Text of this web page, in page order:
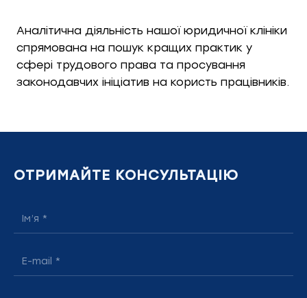
Аналітична діяльність нашої юридичної клініки
спрямована на пошук кращих практик у
сфері трудового права та просування
законодавчих ініціатив на користь працівників.
ОТРИМАЙТЕ КОНСУЛЬТАЦІЮ